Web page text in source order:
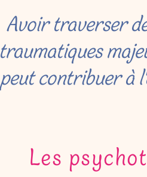
Avoir traverser
traumatiques
peut contribuer à
Les